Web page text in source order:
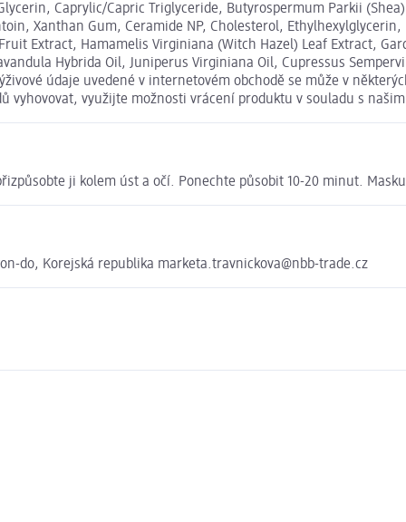
Caprylic/Capric Triglyceride, Butyrospermum Parkii
Xanthan Gum, Ceramide NP, Cholesterol,
Extract, Hamamelis Virginiana (Witch Hazel) Leaf Extract,
Hybrida Oil, Juniperus Virginiana Oil, Cupressus
údaje uvedené v internetovém obchodě se může v
vyhovovat, využijte možnosti vrácení produktu v souladu s
ji kolem úst a očí. Ponechte působit 10-20 minut.
do, Korejská republika marketa.travnickova@nbb-trade.cz